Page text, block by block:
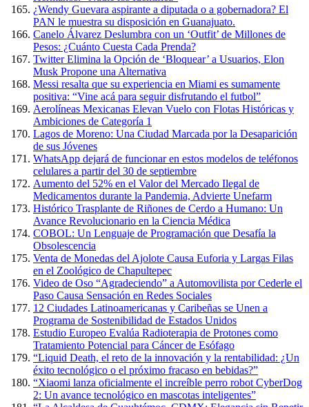
¿Wendy Guevara aspirante a diputada o a gobernadora? El
PAN le muestra su disposición en Guanajuato.
Canelo Álvarez Deslumbra con un ‘Outfit’ de Millones de
Pesos: ¿Cuánto Cuesta Cada Prenda?
Twitter Elimina la Opción de ‘Bloquear’ a Usuarios, Elon
Musk Propone una Alternativa
Messi resalta que su experiencia en Miami es sumamente
positiva: “Vine acá para seguir disfrutando el futbol”
Aerolíneas Mexicanas Elevan Vuelo con Flotas Históricas y
Ambiciones de Categoría 1
Lagos de Moreno: Una Ciudad Marcada por la Desaparición
de sus Jóvenes
WhatsApp dejará de funcionar en estos modelos de teléfonos
celulares a partir del 30 de septiembre
Aumento del 52% en el Valor del Mercado Ilegal de
Medicamentos durante la Pandemia, Advierte Unefarm
Histórico Trasplante de Riñones de Cerdo a Humano: Un
Avance Revolucionario en la Ciencia Médica
COBOL: Un Lenguaje de Programación que Desafía la
Obsolescencia
Venta de Monedas del Ajolote Causa Euforia y Largas Filas
en el Zoológico de Chapultepec
Video de Oso “Agradeciendo” a Automovilista por Cederle el
Paso Causa Sensación en Redes Sociales
12 Ciudades Latinoamericanas y Caribeñas se Unen a
Programa de Sostenibilidad de Estados Unidos
Estudio Europeo Evalúa Radioterapia de Protones como
Tratamiento Potencial para Cáncer de Esófago
“Liquid Death, el reto de la innovación y la rentabilidad: ¿Un
éxito tecnológico o el próximo fracaso en bebidas?”
“Xiaomi lanza oficialmente el increíble perro robot CyberDog
2: Un avance tecnológico en mascotas inteligentes”